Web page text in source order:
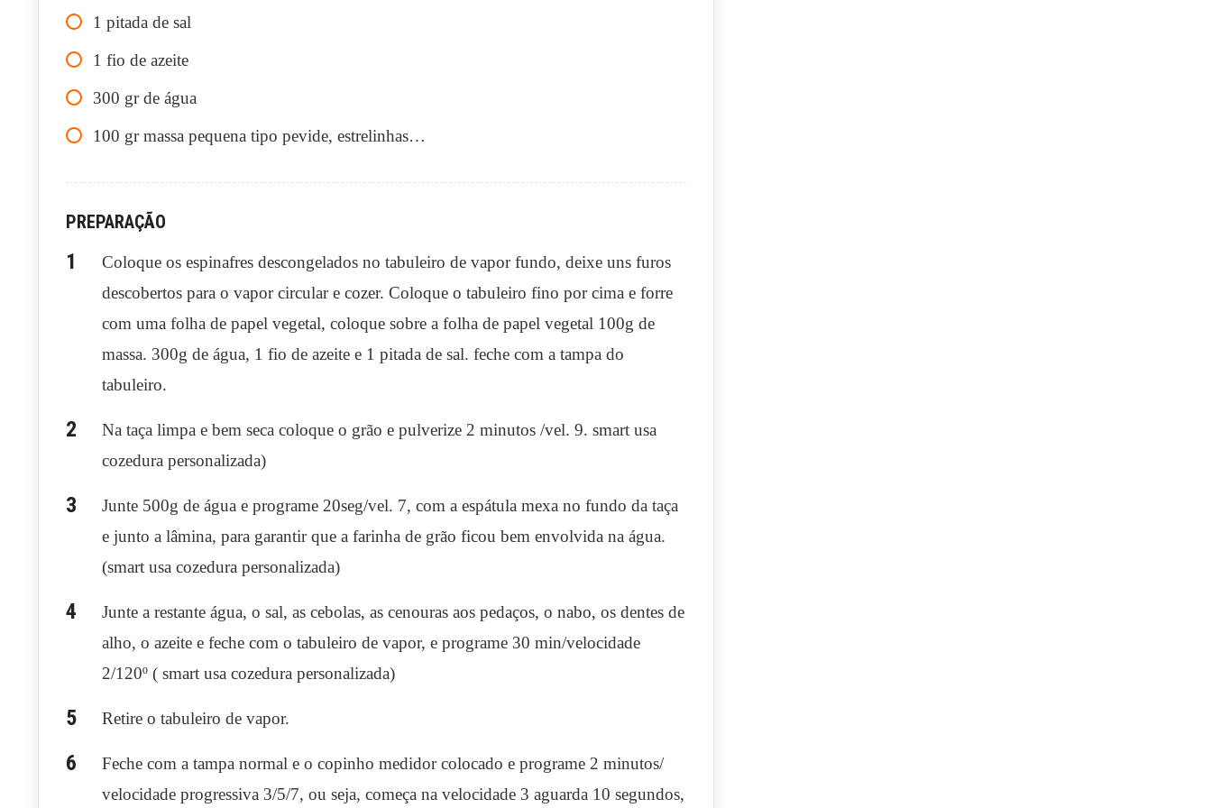
1 pitada de sal
1 fio de azeite
300 gr de água
100 gr massa pequena tipo pevide, estrelinhas…
PREPARAÇÃO
Coloque os espinafres descongelados no tabuleiro de vapor fundo, deixe uns furos
descobertos para o vapor circular e cozer. Coloque o tabuleiro fino por cima e forre
com uma folha de papel vegetal, coloque sobre a folha de papel vegetal 100g de
massa. 300g de água, 1 fio de azeite e 1 pitada de sal. feche com a tampa do
tabuleiro.
Na taça limpa e bem seca coloque o grão e pulverize 2 minutos /vel. 9. smart usa
cozedura personalizada)
Junte 500g de água e programe 20seg/vel. 7, com a espátula mexa no fundo da taça
e junto a lâmina, para garantir que a farinha de grão ficou bem envolvida na água.
(smart usa cozedura personalizada)
Junte a restante água, o sal, as cebolas, as cenouras aos pedaços, o nabo, os dentes de
alho, o azeite e feche com o tabuleiro de vapor, e programe 30 min/velocidade
2/120º ( smart usa cozedura personalizada)
Retire o tabuleiro de vapor.
Feche com a tampa normal e o copinho medidor colocado e programe 2 minutos/
velocidade progressiva 3/5/7, ou seja, começa na velocidade 3 aguarda 10 segundos,